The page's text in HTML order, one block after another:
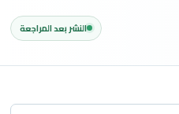
النشر بعد المراجعة